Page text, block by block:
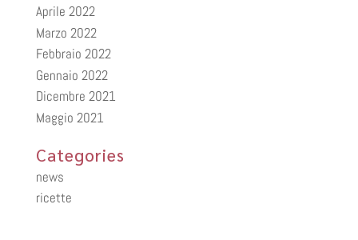
Aprile 2022
Marzo 2022
Febbraio 2022
Gennaio 2022
Dicembre 2021
Maggio 2021
Categories
news
ricette